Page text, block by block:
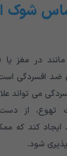
شوک
ضد افسردگی
می تواند
تهوع، از
ایجاد کند که
شود.